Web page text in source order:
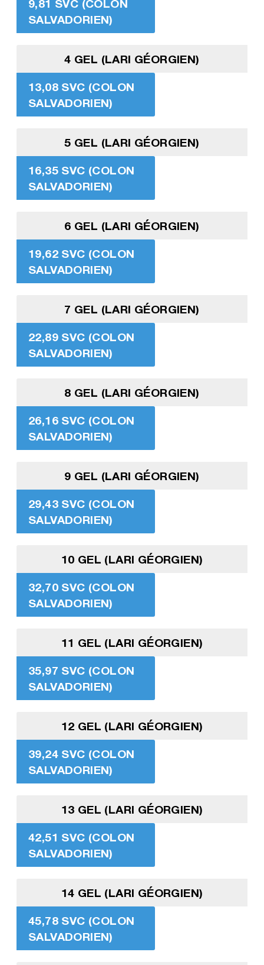
9,81 SVC (COLON
SALVADORIEN)
4 GEL (LARI GÉORGIEN)
13,08 SVC (COLON
SALVADORIEN)
5 GEL (LARI GÉORGIEN)
16,35 SVC (COLON
SALVADORIEN)
6 GEL (LARI GÉORGIEN)
19,62 SVC (COLON
SALVADORIEN)
7 GEL (LARI GÉORGIEN)
22,89 SVC (COLON
SALVADORIEN)
8 GEL (LARI GÉORGIEN)
26,16 SVC (COLON
SALVADORIEN)
9 GEL (LARI GÉORGIEN)
29,43 SVC (COLON
SALVADORIEN)
10 GEL (LARI GÉORGIEN)
32,70 SVC (COLON
SALVADORIEN)
11 GEL (LARI GÉORGIEN)
35,97 SVC (COLON
SALVADORIEN)
12 GEL (LARI GÉORGIEN)
39,24 SVC (COLON
SALVADORIEN)
13 GEL (LARI GÉORGIEN)
42,51 SVC (COLON
SALVADORIEN)
14 GEL (LARI GÉORGIEN)
45,78 SVC (COLON
SALVADORIEN)